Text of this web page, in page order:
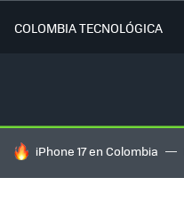
COLOMBIA TECNOLÓGICA
HOY SE HABLA DE
iPhone 17 en Colombia